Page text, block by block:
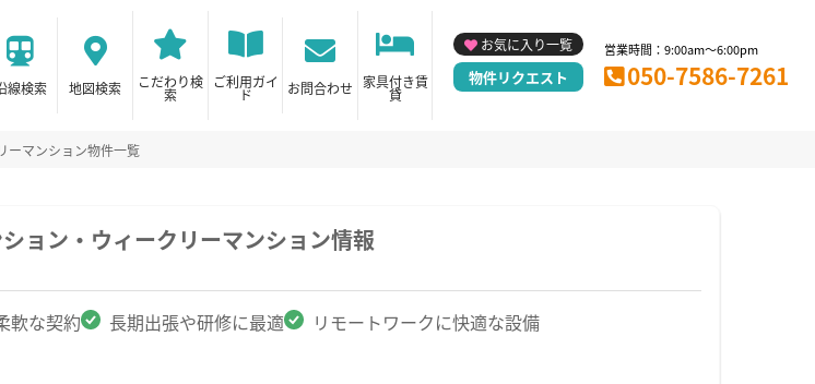
線検索 地図検索 こだわり検
索
ご利用ガイ
ド お問合わせ 家具付き賃
貸
お気に入り一覧
物件リクエスト
営業時間：9:00am～6:00pm
050-7586-7261
ーマンション物件一覧
ョン・ウィークリーマンション情報
軟な契約 長期出張や研修に最適 リモートワークに快適な設備